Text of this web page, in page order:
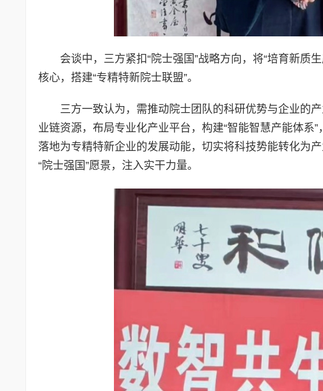
会谈中，三方紧扣“院士强国”战略方向，将“培育新质
核心，搭建“专精特新院士联盟”。
三方一致认为，需推动院士团队的科研优势与企业
业链资源，布局专业化产业平台，构建“智能智慧产能体系
落地为专精特新企业的发展动能，切实将科技势能转化为
“院士强国”愿景，注入实干力量。